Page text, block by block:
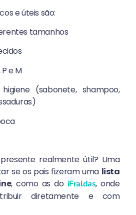
e úteis são:
tamanhos
e M
(sabonete, shampoo,
realmente útil? Uma
se os pais fizeram uma lista
, como as do iFraldas, onde
diretamente e com